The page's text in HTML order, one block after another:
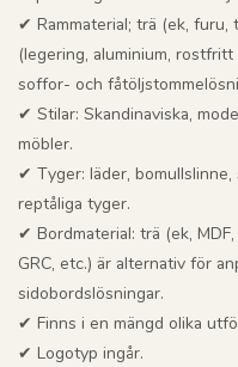
✔ Rammaterial; trä (ek,
(legering, aluminium,
soffor- och
✔ Stilar: Skandinaviska,
möbler.
✔ Tyger: läder,
reptåliga tyger.
✔ Bordmaterial: trä (ek,
GRC, etc.) är alternativ för
sidobordslösningar.
✔ Finns i en mängd olika
✔ Logotyp ingår.